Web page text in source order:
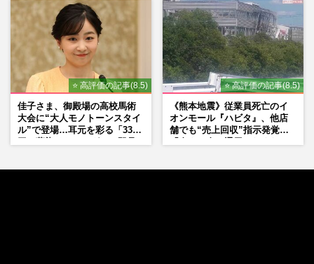
マン長男・櫻井海音だった
⭐ 高評価の記事(8.5)
佳子さま、御殿場の高校馬術
大会に“大人モノトーンスタイ
ル”で登場…耳元を彩る「3300
⭐ 高評価の記事(8.5)
《熊本地震》従業員死亡のイ
オンモール『ハビタ』、他店
舗でも“売上回収”指示発覚で